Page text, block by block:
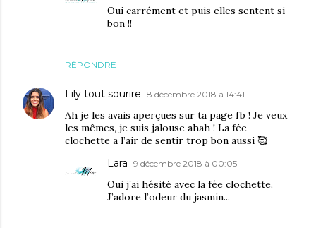
RÉPONDRE
Oui carrément et puis elles sentent si
bon !!
Lily tout sourire 8 décembre 2018 à 14:41
Ah je les avais aperçues sur ta page fb ! Je veux
les mêmes, je suis jalouse ahah ! La fée
clochette a l’air de sentir trop bon aussi 🥰
Lara 9 décembre 2018 à 00:05
Oui j’ai hésité avec la fée clochette.
J’adore l’odeur du jasmin...